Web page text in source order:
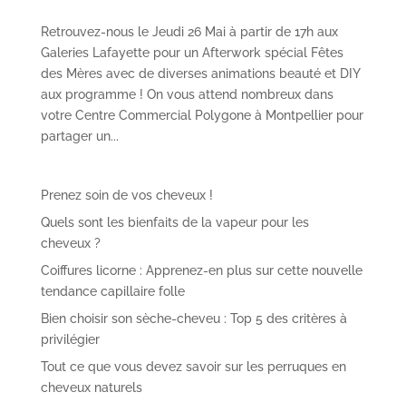
Retrouvez-nous le Jeudi 26 Mai à partir de 17h aux
Galeries Lafayette pour un Afterwork spécial Fêtes
des Mères avec de diverses animations beauté et DIY
aux programme ! On vous attend nombreux dans
votre Centre Commercial Polygone à Montpellier pour
partager un...
Prenez soin de vos cheveux !
Quels sont les bienfaits de la vapeur pour les
cheveux ?
Coiffures licorne : Apprenez-en plus sur cette nouvelle
tendance capillaire folle
Bien choisir son sèche-cheveu : Top 5 des critères à
privilégier
Tout ce que vous devez savoir sur les perruques en
cheveux naturels